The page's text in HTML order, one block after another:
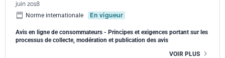
juin 2018
Norme internationale
En vigueur
Avis en ligne de consommateurs - Principes et exigences portant sur les
processus de collecte, modération et publication des avis
VOIR PLUS